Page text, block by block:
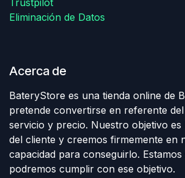
Trustpilot
Eliminación de Datos
Acerca de
BateryStore es una tienda online de
pretende convertirse en referente
servicio y precio. Nuestro objetivo es
del cliente y creemos firmemente en
capacidad para conseguirlo.
podremos cumplir con ese objetivo.